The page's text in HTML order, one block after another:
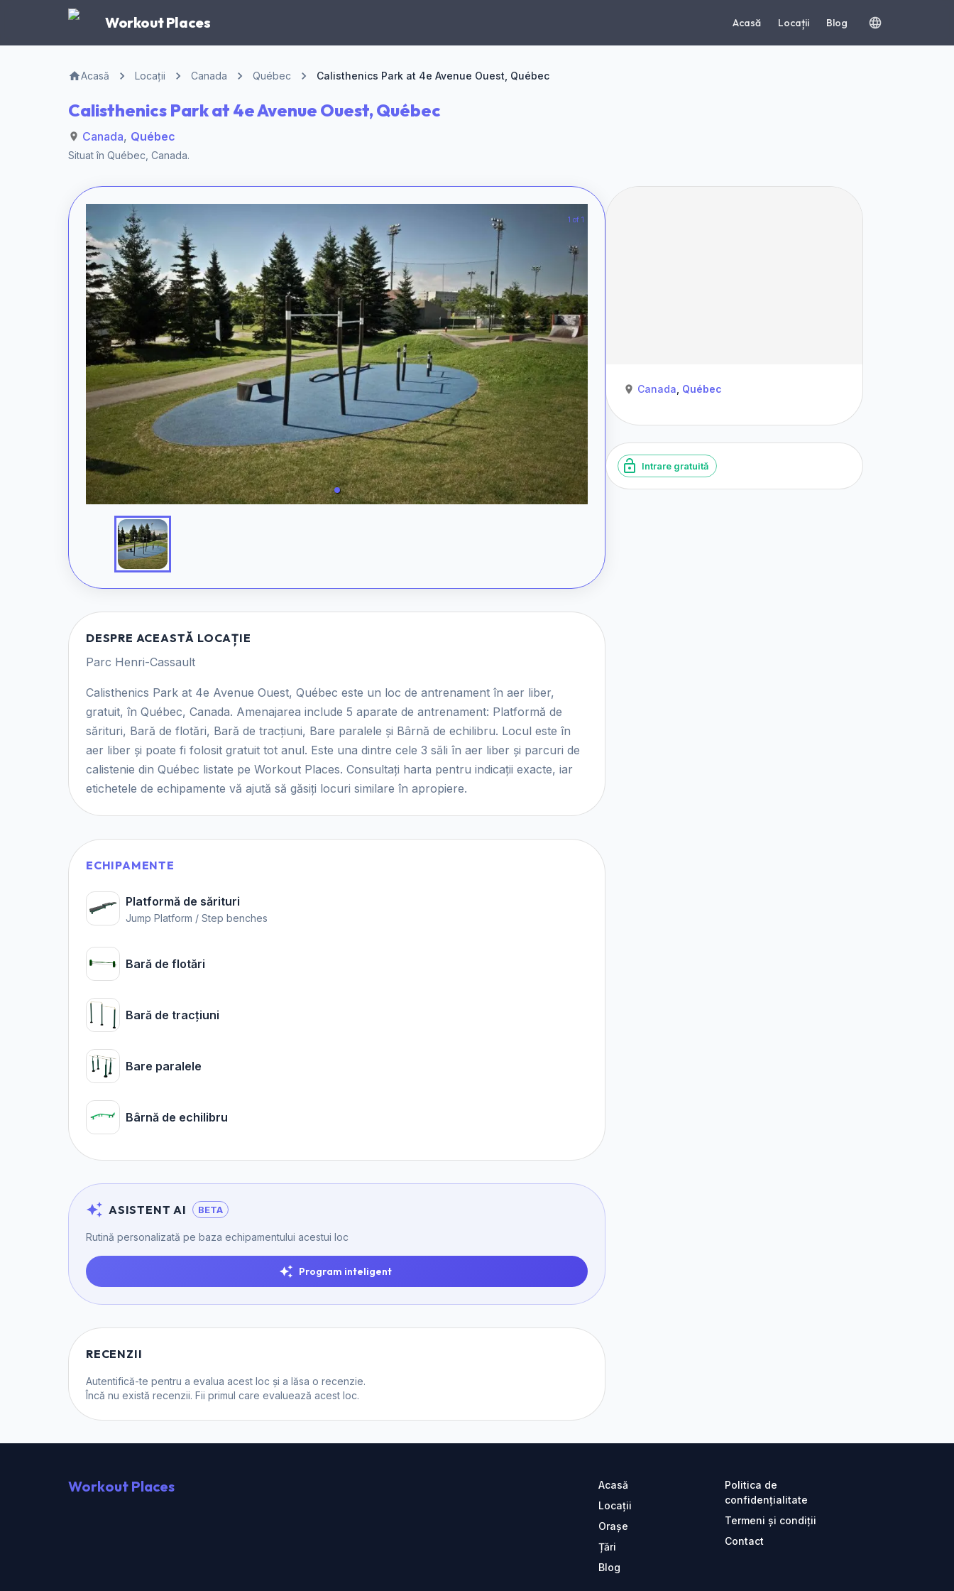
Workout Places Acasă Locații Blog
Acasă Locații Canada Québec Calisthenics Park at 4e Avenue Ouest, Québec
Calisthenics Park at 4e Avenue Ouest, Québec
Canada, Québec
Situat în Québec Canada.
1 of 1
DESPRE ACEASTĂ LOCAȚIE
Parc Henri-Cassault
Calisthenics Park at 4e Avenue Ouest, Québec este un loc de antrenament în aer liber,
gratuit, în Québec, Canada. Amenajarea include 5 aparate de antrenament: Platformă de
sărituri, Bară de flotări, Bară de tracțiuni, Bare paralele și Bârnă de echilibru. Locul este în
aer liber și poate fi folosit gratuit tot anul. Este una dintre cele 3 săli în aer liber și parcuri de
calistenie din Québec listate pe Workout Places. Consultați harta pentru indicații exacte, iar
etichetele de echipamente vă ajută să găsiți locuri similare în apropiere.
ECHIPAMENTE
Platformă de sărituri
Jump Platform / Step benches
Bară de flotări
Bară de tracțiuni
Bare paralele
Bârnă de echilibru
ASISTENT AI BETA
Rutină personalizată pe baza echipamentului acestui loc
Program inteligent
RECENZII
Autentifică-te pentru a evalua acest loc și a lăsa o recenzie.
Încă nu există recenzii. Fii primul care evaluează acest loc.
Canada Québec
Intrare gratuită
Workout Places
Acasă
Locații
Orașe
Țări
Blog
Politica de
confidențialitate
Termeni și condiții
Contact